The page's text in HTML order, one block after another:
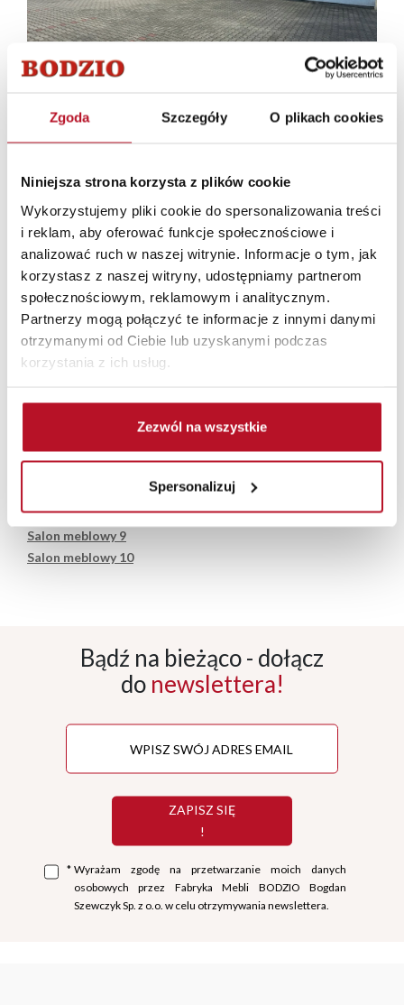
Zgoda Szczegóły O plikach cookies
Niniejsza strona korzysta z plików cookie
Wykorzystujemy pliki cookie do spersonalizowania treści
i reklam, aby oferować funkcje społecznościowe i
analizować ruch w naszej witrynie. Informacje o tym, jak
korzystasz z naszej witryny, udostępniamy partnerom
społecznościowym, reklamowym i analitycznym.
Partnerzy mogą połączyć te informacje z innymi danymi
otrzymanymi od Ciebie lub uzyskanymi podczas
korzystania z ich usług.
Zezwól na wszystkie
Spersonalizuj
Nearby showrooms
23.63 km (en)
Salon Meblowy Środa Wielkopolska
33.68 km (en)
Salon Meblowy Poznań
37.58 km (en)
Salon Meblowy Poznań
41.12 km (en)
Salon Meblowy Poznań
Salon Meblowy Leszno
45.72 km (en)
Salon Meblowy Września
Najczęściej wyszukiwane salony
Salon meblowy 1
Salon meblowy 3
Salon meblowy 5
Salon meblowy 8
Salon meblowy 9
Salon meblowy 10
Bądź na bieżąco - dołącz
do newslettera!
ZAPISZ SIĘ
!
* Wyrażam zgodę na przetwarzanie moich danych
osobowych przez Fabryka Mebli BODZIO Bogdan
Szewczyk Sp. z o.o. w celu otrzymywania newslettera.